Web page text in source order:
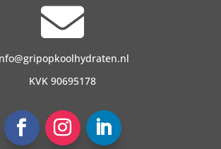

KVK 90695178